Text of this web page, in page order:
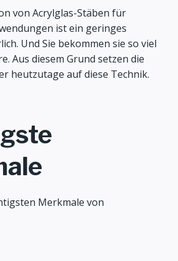
von Acrylglas-Stäben für
ist ein geringes
Und Sie bekommen sie so viel
Aus diesem Grund setzen die
heutzutage auf diese Technik.
Merkmale von